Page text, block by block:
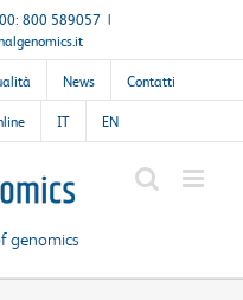
800 589057 |
News Contatti
IT EN
genomics